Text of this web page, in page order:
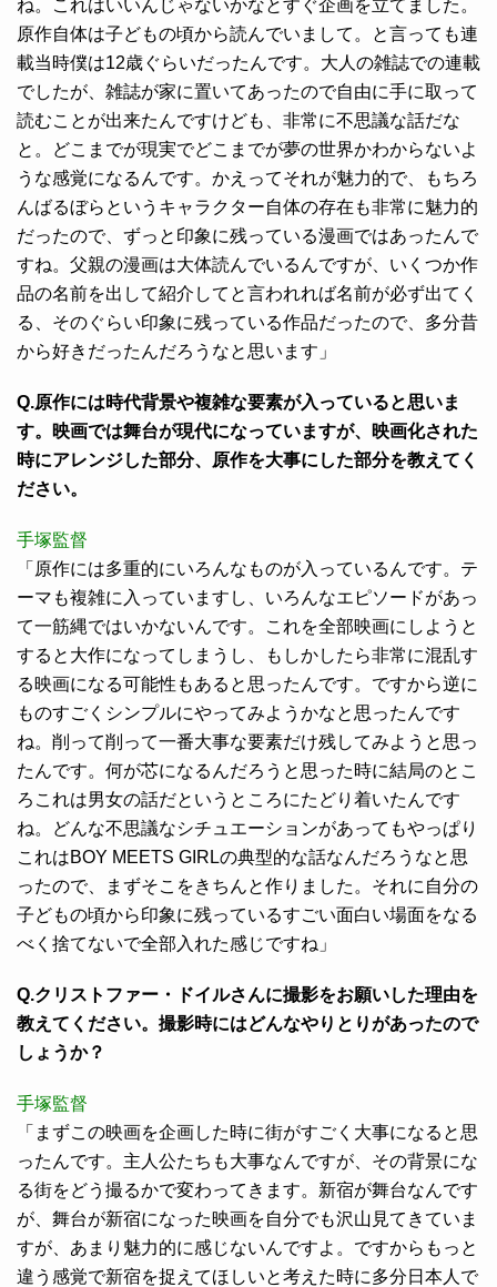
ね。これはいいんじゃないかなとすぐ企画を立てました。
原作自体は子どもの頃から読んでいまして。と言っても連
載当時僕は12歳ぐらいだったんです。大人の雑誌での連載
でしたが、雑誌が家に置いてあったので自由に手に取って
読むことが出来たんですけども、非常に不思議な話だな
と。どこまでが現実でどこまでが夢の世界かわからないよ
うな感覚になるんです。かえってそれが魅力的で、もちろ
んばるぼらというキャラクター自体の存在も非常に魅力的
だったので、ずっと印象に残っている漫画ではあったんで
すね。父親の漫画は大体読んでいるんですが、いくつか作
品の名前を出して紹介してと言われれば名前が必ず出てく
る、そのぐらい印象に残っている作品だったので、多分昔
から好きだったんだろうなと思います」
Q.原作には時代背景や複雑な要素が入っていると思いま
す。映画では舞台が現代になっていますが、映画化された
時にアレンジした部分、原作を大事にした部分を教えてく
ださい。
手塚監督
「原作には多重的にいろんなものが入っているんです。テ
ーマも複雑に入っていますし、いろんなエピソードがあっ
て一筋縄ではいかないんです。これを全部映画にしようと
すると大作になってしまうし、もしかしたら非常に混乱す
る映画になる可能性もあると思ったんです。ですから逆に
ものすごくシンプルにやってみようかなと思ったんです
ね。削って削って一番大事な要素だけ残してみようと思っ
たんです。何が芯になるんだろうと思った時に結局のとこ
ろこれは男女の話だというところにたどり着いたんです
ね。どんな不思議なシチュエーションがあってもやっぱり
これはBOY MEETS GIRLの典型的な話なんだろうなと思
ったので、まずそこをきちんと作りました。それに自分の
子どもの頃から印象に残っているすごい面白い場面をなる
べく捨てないで全部入れた感じですね」
Q.クリストファー・ドイルさんに撮影をお願いした理由を
教えてください。撮影時にはどんなやりとりがあったので
しょうか？
手塚監督
「まずこの映画を企画した時に街がすごく大事になると思
ったんです。主人公たちも大事なんですが、その背景にな
る街をどう撮るかで変わってきます。新宿が舞台なんです
が、舞台が新宿になった映画を自分でも沢山見てきていま
すが、あまり魅力的に感じないんですよ。ですからもっと
違う感覚で新宿を捉えてほしいと考えた時に多分日本人で